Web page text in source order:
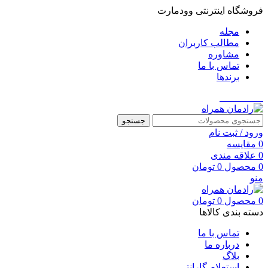
فروشگاه اینترنتی وودمارت
مجله
مطالب کاربران
مشاوره
تماس با ما
برندها
جستجو
ورود / ثبت نام
0 مقایسه
0 علاقه مندی
0 محصول 0 تومان
منو
0 محصول 0 تومان
دسته بندی کالاها
تماس با ما
درباره ما
بلاگ